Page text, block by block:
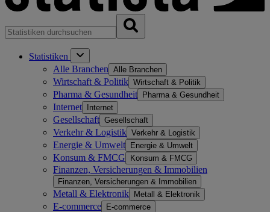
Statistiken
Alle Branchen Alle Branchen
Wirtschaft & Politik Wirtschaft & Politik
Pharma & Gesundheit Pharma & Gesundheit
Internet Internet
Gesellschaft Gesellschaft
Verkehr & Logistik Verkehr & Logistik
Energie & Umwelt Energie & Umwelt
Konsum & FMCG Konsum & FMCG
Finanzen, Versicherungen & Immobilien
Finanzen, Versicherungen & Immobilien
Metall & Elektronik Metall & Elektronik
E-commerce E-commerce